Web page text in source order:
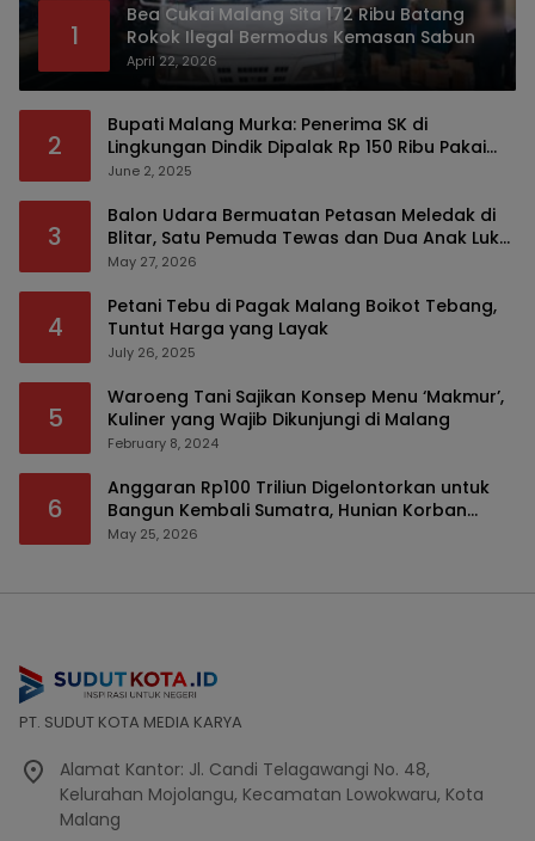
1
Bea Cukai Malang Sita 172 Ribu Batang
Rokok Ilegal Bermodus Kemasan Sabun
April 22, 2026
2
Bupati Malang Murka: Penerima SK di
Lingkungan Dindik Dipalak Rp 150 Ribu Pakai
Modus Tumpengan, KPK Turut Pantau
June 2, 2025
3
Balon Udara Bermuatan Petasan Meledak di
Blitar, Satu Pemuda Tewas dan Dua Anak Luka
Serius
May 27, 2026
4
Petani Tebu di Pagak Malang Boikot Tebang,
Tuntut Harga yang Layak
July 26, 2025
5
Waroeng Tani Sajikan Konsep Menu ‘Makmur’,
Kuliner yang Wajib Dikunjungi di Malang
February 8, 2024
6
Anggaran Rp100 Triliun Digelontorkan untuk
Bangun Kembali Sumatra, Hunian Korban
Bencana Bakal Difokuskan
May 25, 2026
PT. SUDUT KOTA MEDIA KARYA
Alamat Kantor: Jl. Candi Telagawangi No. 48,
Kelurahan Mojolangu, Kecamatan Lowokwaru, Kota
Malang